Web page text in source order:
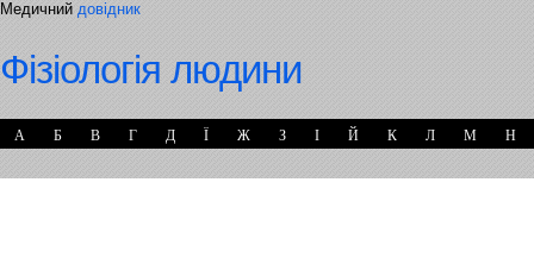
Медичний довідник
Фізіологія людини
А Б В Г Д Ї Ж З І Й К Л М Н